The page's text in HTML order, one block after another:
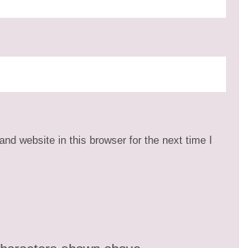
website in this browser for the next time I